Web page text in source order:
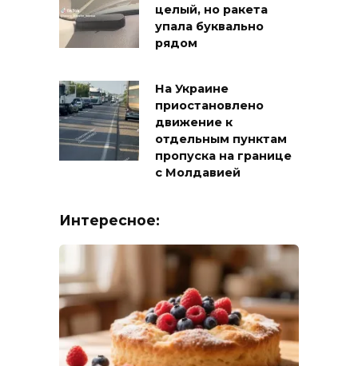
целый, но ракета
упала буквально
рядом
На Украине
приостановлено
движение к
отдельным пунктам
пропуска на границе
с Молдавией
Интересное: